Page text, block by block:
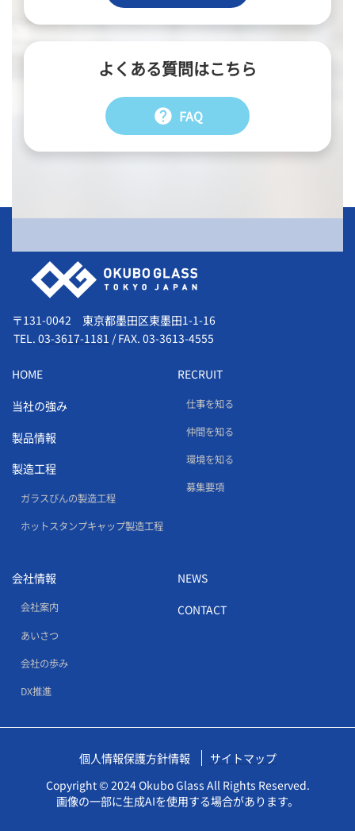
よくある質問はこちら
help FAQ
会社情報
〒131-0042 東京都墨田区東墨田1-1-16
TEL. 03-3617-1181 / FAX. 03-3613-4555
HOME
当社の強み
製品情報
製造工程
ガラスびんの製造工程
ホットスタンプキャップ製造工程
RECRUIT
仕事を知る
仲間を知る
環境を知る
募集要項
会社情報
会社案内
あいさつ
会社の歩み
DX推進
NEWS
CONTACT
個人情報保護方針情報
サイトマップ
Copyright © 2024 Okubo Glass All Rights Reserved.
画像の一部に生成AIを使用する場合があります。